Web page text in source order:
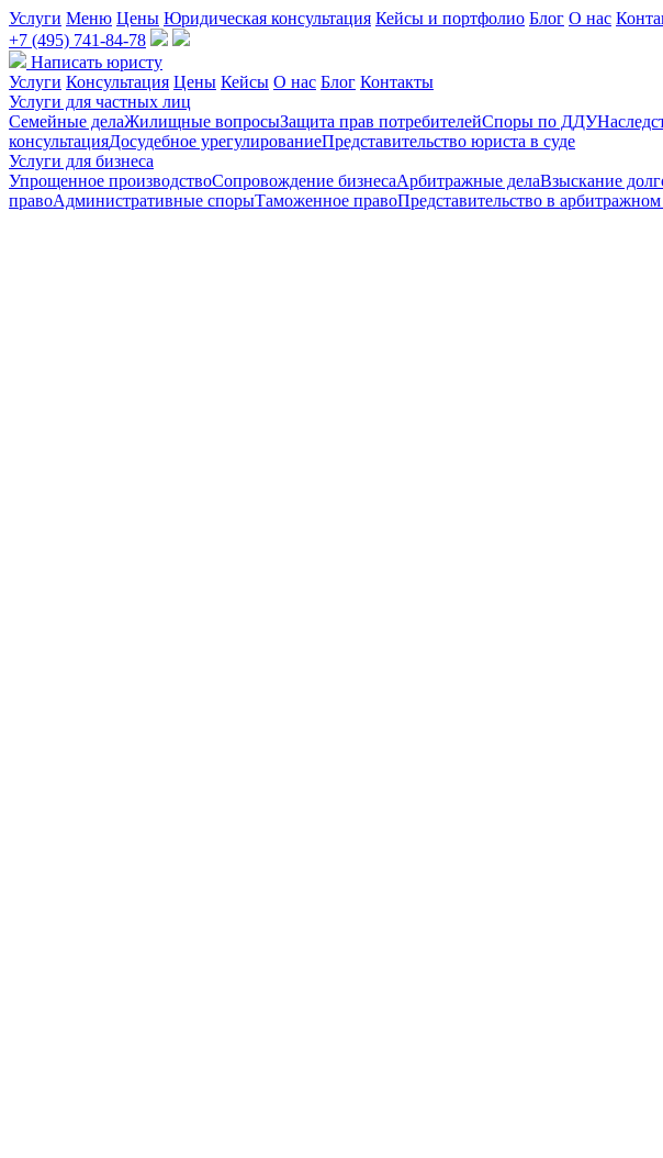
Услуги Меню Цены Юридическая консультация Кейсы и портфолио Блог О нас
+7 (495) 741-84-78
Написать юристу
Услуги Консультация Цены Кейсы О нас Блог Контакты
Услуги для частных лиц
Семейные делаЖилищные вопросыЗащита прав потребителейСпоры по ДДУ
консультацияДосудебное урегулированиеПредставительство юриста в суде
Услуги для бизнеса
Упрощенное производствоСопровождение бизнесаАрбитражные делаВзыскание
правоАдминистративные спорыТаможенное правоПредставительство в арбитражном